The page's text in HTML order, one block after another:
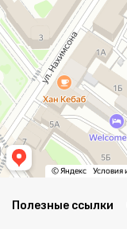
Полезные ссылки